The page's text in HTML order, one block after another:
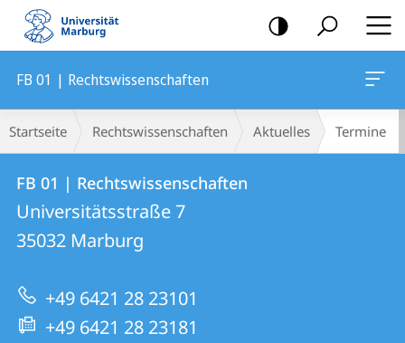
Mobile-
Navigation
FB 01 | Rechtswissenschaften
Breadcrumb-
Navigation
Startseite Rechtswissenschaften Aktuelles Termine
Kontakt
und
Informationen
zur
Website
Kontaktinformationen
FB
01
|
Rechtswissenschaften
FB 01 | Rechtswissenschaften
Universitätsstraße 7
35032 Marburg
+49 6421 28 23101
+49 6421 28 23181